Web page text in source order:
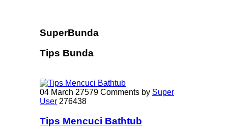
SuperBunda
Tips Bunda
04 March 27579 Comments by Super
User 276438
Tips Mencuci Bathtub